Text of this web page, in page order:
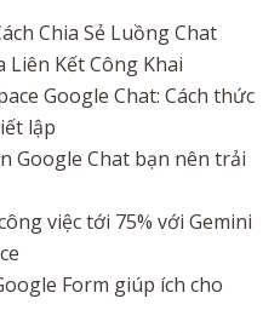
Chia Sẻ Luồng Chat
Liên Kết Công Khai
Google Chat: Cách thức
lập
Google Chat bạn nên trải
việc tới 75% với Gemini
Form giúp ích cho